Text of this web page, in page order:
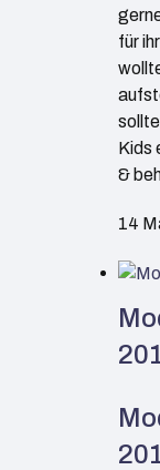
für
Kids
&
14